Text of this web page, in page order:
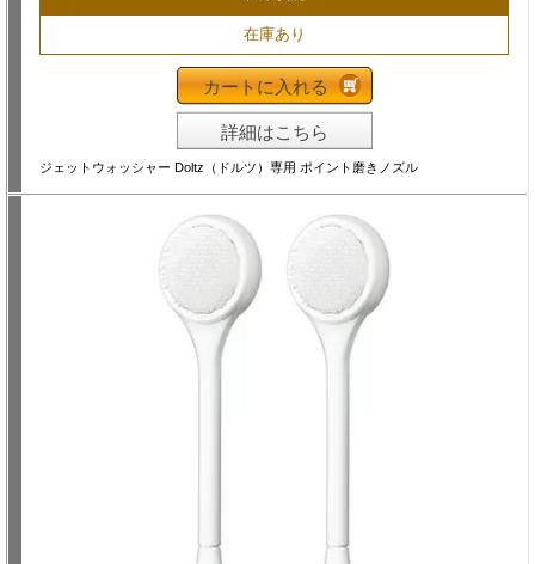
在庫あり
カートに入れる
詳細はこちら
ジェットウォッシャー Doltz（ドルツ）専用 ポイント磨きノズル